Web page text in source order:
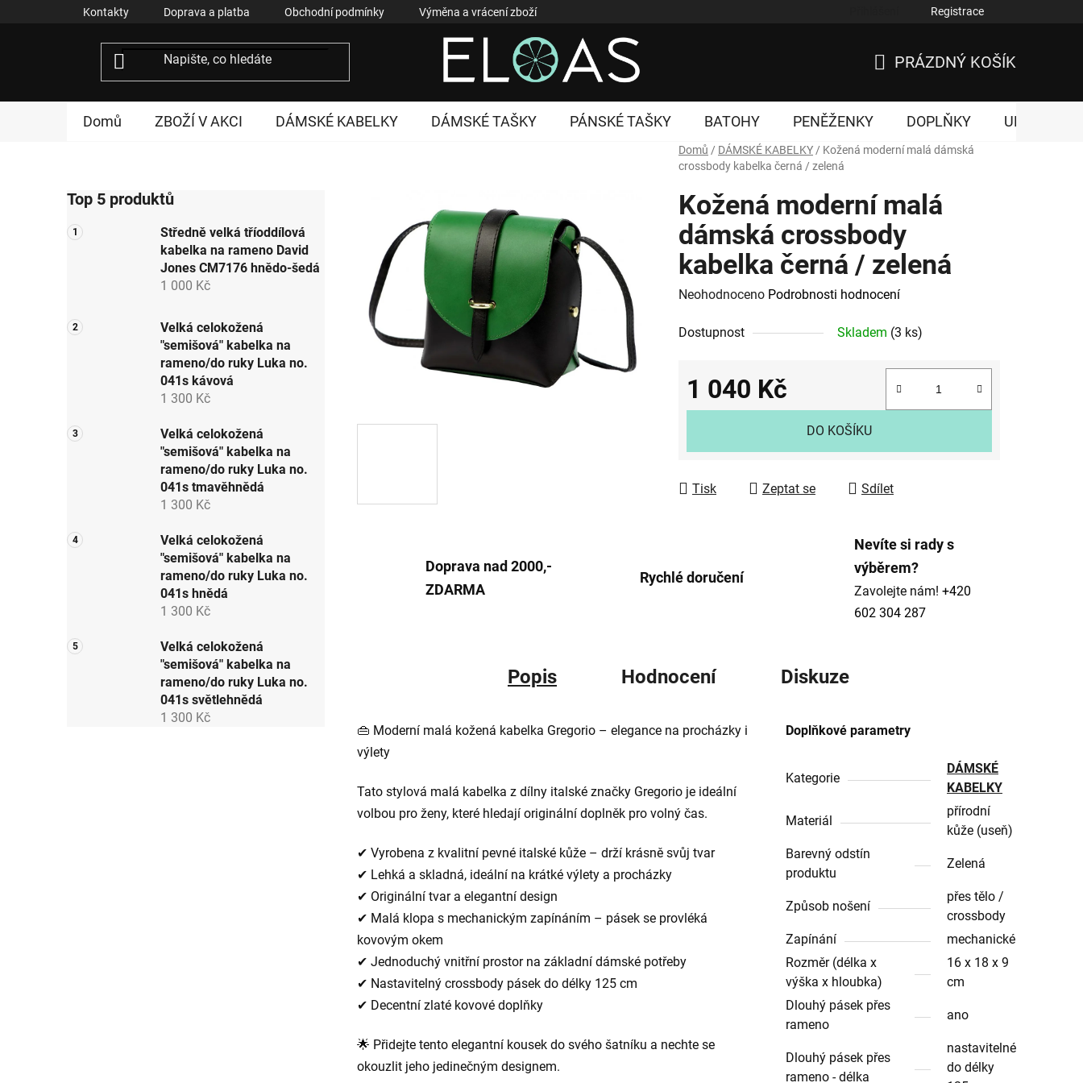
Kontakty Doprava a platba Obchodní podmínky Výměna a vrácení zboží Registrace
KOŠÍK
PRÁZDNÝ KOŠÍK
Domů ZBOŽÍ V AKCI DÁMSKÉ KABELKY DÁMSKÉ TAŠKY PÁNSKÉ TAŠKY BATOHY PENĚŽENKY DOPLŇKY UNISEX
Domů / DÁMSKÉ KABELKY / Kožená moderní malá dámská
crossbody kabelka černá / zelená
o
s
t
n
e
Top 5 produktů
Středně velká tříoddílová
kabelka na rameno David
Jones CM7176 hnědo-šedá
1 000 Kč
Velká celokožená
"semišová" kabelka na
rameno/do ruky Luka no.
041s kávová
1 300 Kč
Velká celokožená
"semišová" kabelka na
rameno/do ruky Luka no.
041s tmavěhnědá
1 300 Kč
Velká celokožená
"semišová" kabelka na
rameno/do ruky Luka no.
041s hnědá
1 300 Kč
Velká celokožená
"semišová" kabelka na
rameno/do ruky Luka no.
041s světlehnědá
1 300 Kč
Kožená moderní malá
dámská crossbody
kabelka černá / zelená
Průměrné
produktu
0,0
Neohodnoceno Podrobnosti hodnocení
Dostupnost Skladem (3 ks)
1 040 Kč
Měrná cena:
DO KOŠÍKU
Tisk Zeptat se Sdílet
Doprava nad 2000,-
ZDARMA
Rychlé doručení
Nevíte si rady s
výběrem?
Zavolejte nám! +420
602 304 287
Popis Hodnocení Diskuze
👜 Moderní malá kožená kabelka Gregorio – elegance na procházky i
výlety
Tato stylová malá kabelka z dílny italské značky Gregorio je ideální
volbou pro ženy, které hledají originální doplněk pro volný čas.
✔ Vyrobena z kvalitní pevné italské kůže – drží krásně svůj tvar
✔ Lehká a skladná, ideální na krátké výlety a procházky
✔ Originální tvar a elegantní design
✔ Malá klopa s mechanickým zapínáním – pásek se provléká
kovovým okem
✔ Jednoduchý vnitřní prostor na základní dámské potřeby
✔ Nastavitelný crossbody pásek do délky 125 cm
✔ Decentní zlaté kovové doplňky
🌟 Přidejte tento elegantní kousek do svého šatníku a nechte se
okouzlit jeho jedinečným designem.
Doplňkové parametry
Kategorie
DÁMSKÉ
KABELKY
Materiál
přírodní
kůže (useň)
Barevný odstín
produktu
Zelená
Způsob nošení
přes tělo /
crossbody
Zapínání
mechanické
Rozměr (délka x
výška x hloubka)
16 x 18 x 9
cm
Dlouhý pásek přes
rameno
ano
Dlouhý pásek přes
rameno - délka
nastavitelné
do délky